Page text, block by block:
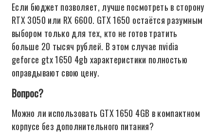
Если бюджет позволяет, лучше посмотреть в сторону
RTX 3050 или RX 6600. GTX 1650 остаётся разумным
выбором только для тех, кто не готов тратить
больше 20 тысяч рублей. В этом случае nvidia
geforce gtx 1650 4gb характеристики полностью
оправдывают свою цену.
Вопрос?
Можно ли использовать GTX 1650 4GB в компактном
корпусе без дополнительного питания?